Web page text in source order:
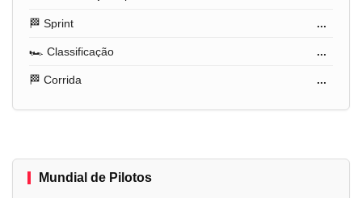
🏁 Sprint ...
🏎️ Classificação ...
🏁 Corrida ...
Mundial de Pilotos